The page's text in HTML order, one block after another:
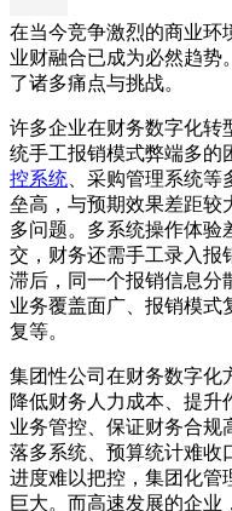
在当今竞争激烈的商业环
业财融合已成为必然趋势
了诸多痛点与挑战。
许多企业在财务数字化转
统手工报销模式弊端多的
控系统 、采购管理系统
垒高，与预期效果差距较
多问题。多系统操作体验
交，财务还需手工录入报
滞后，同一个报销信息分
业务覆盖面广、报销模式
复等。
集团性公司在财务数字化
降低财务人力成本、提升
业务管控、保证财务合规
落多系统、预算统计难收
进度难以把控，集团化管
巨大。而高速发展的企业